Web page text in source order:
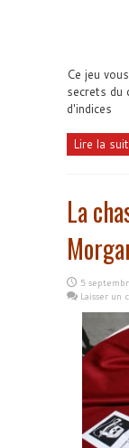
Ce jeu
secrets du
d'indices
Lire la
La
5
Laisser un